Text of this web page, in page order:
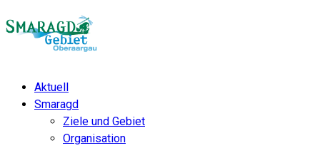
Aktuell
Smaragd
Ziele und Gebiet
Organisation